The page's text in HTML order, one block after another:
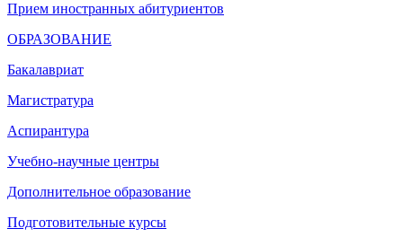
Прием иностранных абитуриентов
ОБРАЗОВАНИЕ
Бакалавриат
Магистратура
Аспирантура
Учебно-научные центры
Дополнительное образование
Подготовительные курсы